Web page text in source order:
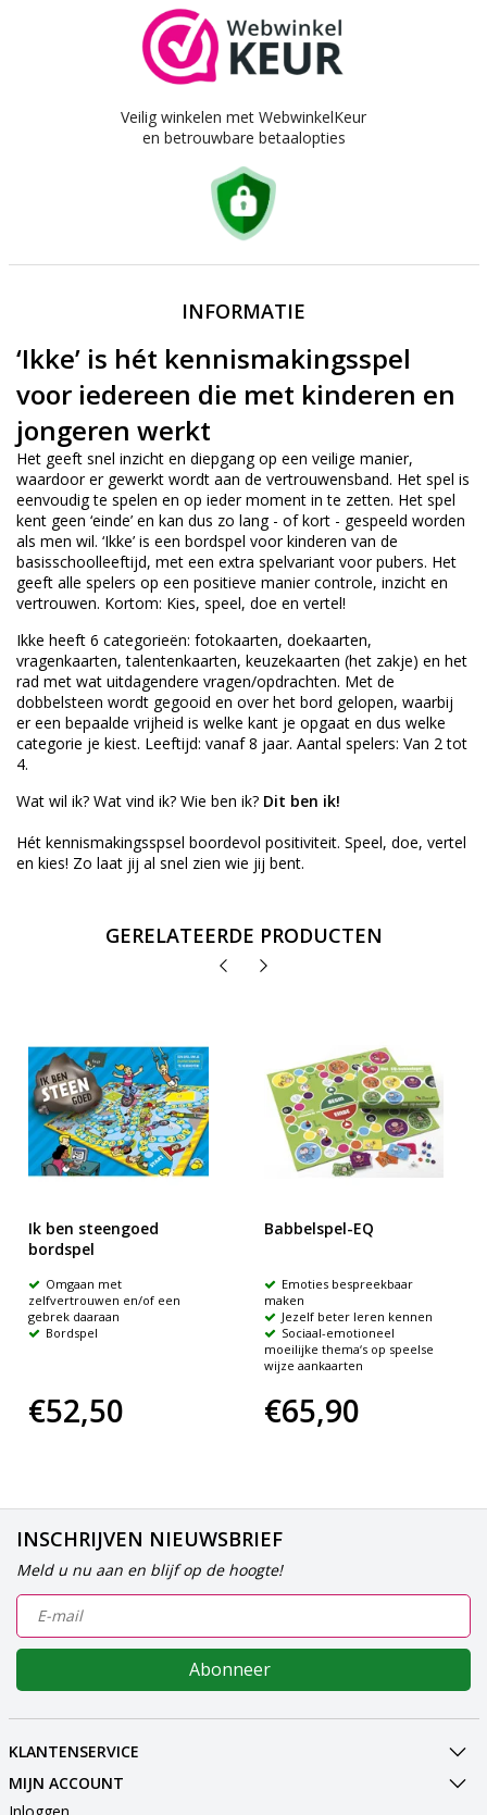
Veilig winkelen met WebwinkelKeur
en betrouwbare betaalopties
INFORMATIE
‘Ikke’ is hét kennismakingsspel
voor iedereen die met kinderen en
jongeren werkt
Het geeft snel inzicht en diepgang op een veilige manier,
waardoor er gewerkt wordt aan de vertrouwensband. Het spel is
eenvoudig te spelen en op ieder moment in te zetten. Het spel
kent geen ‘einde’ en kan dus zo lang - of kort - gespeeld worden
als men wil. ‘Ikke’ is een bordspel voor kinderen van de
basisschoolleeftijd, met een extra spelvariant voor pubers. Het
geeft alle spelers op een positieve manier controle, inzicht en
vertrouwen. Kortom: Kies, speel, doe en vertel!
Ikke heeft 6 categorieën: fotokaarten, doekaarten,
vragenkaarten, talentenkaarten, keuzekaarten (het zakje) en het
rad met wat uitdagendere vragen/opdrachten. Met de
dobbelsteen wordt gegooid en over het bord gelopen, waarbij
er een bepaalde vrijheid is welke kant je opgaat en dus welke
categorie je kiest. Leeftijd: vanaf 8 jaar. Aantal spelers: Van 2 tot
4.
Wat wil ik? Wat vind ik? Wie ben ik? Dit ben ik!
Hét kennismakingsspsel boordevol positiviteit. Speel, doe, vertel
en kies! Zo laat jij al snel zien wie jij bent.
GERELATEERDE PRODUCTEN
Ik ben steengoed
bordspel
Omgaan met
zelfvertrouwen en/of een
gebrek daaraan
Bordspel
€52,50
Babbelspel-EQ
Emoties bespreekbaar
maken
Jezelf beter leren kennen
Sociaal-emotioneel
moeilijke thema‘s op speelse
wijze aankaarten
€65,90
INSCHRIJVEN NIEUWSBRIEF
Meld u nu aan en blijf op de hoogte!
Abonneer
KLANTENSERVICE
MIJN ACCOUNT
Inloggen